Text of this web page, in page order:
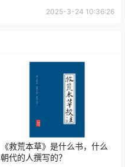
2025-3-24 10:36:26
《救荒本草》是什么书，什么
朝代的人撰写的？